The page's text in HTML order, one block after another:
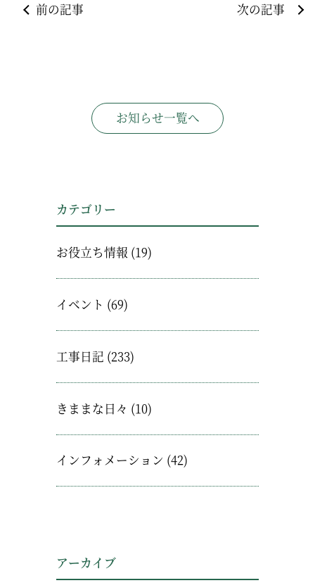
前の記事 次の記事
お知らせ一覧へ
カテゴリー
お役立ち情報 (19)
イベント (69)
工事日記 (233)
きままな日々 (10)
インフォメーション (42)
アーカイブ